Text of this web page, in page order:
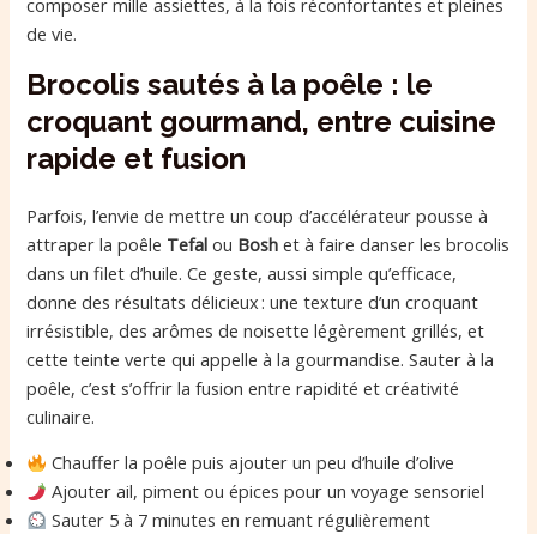
de vie.
Brocolis sautés à la poêle : le
croquant gourmand, entre cuisine
rapide et fusion
Parfois, l’envie de mettre un coup d’accélérateur pousse à
attraper la poêle Tefal ou Bosh et à faire danser les brocolis
dans un filet d’huile. Ce geste, aussi simple qu’efficace,
donne des résultats délicieux : une texture d’un croquant
irrésistible, des arômes de noisette légèrement grillés, et
cette teinte verte qui appelle à la gourmandise. Sauter à la
poêle, c’est s’offrir la fusion entre rapidité et créativité
culinaire.
Chauffer la poêle puis ajouter un peu d’huile d’olive
Ajouter ail, piment ou épices pour un voyage sensoriel
Sauter 5 à 7 minutes en remuant régulièrement